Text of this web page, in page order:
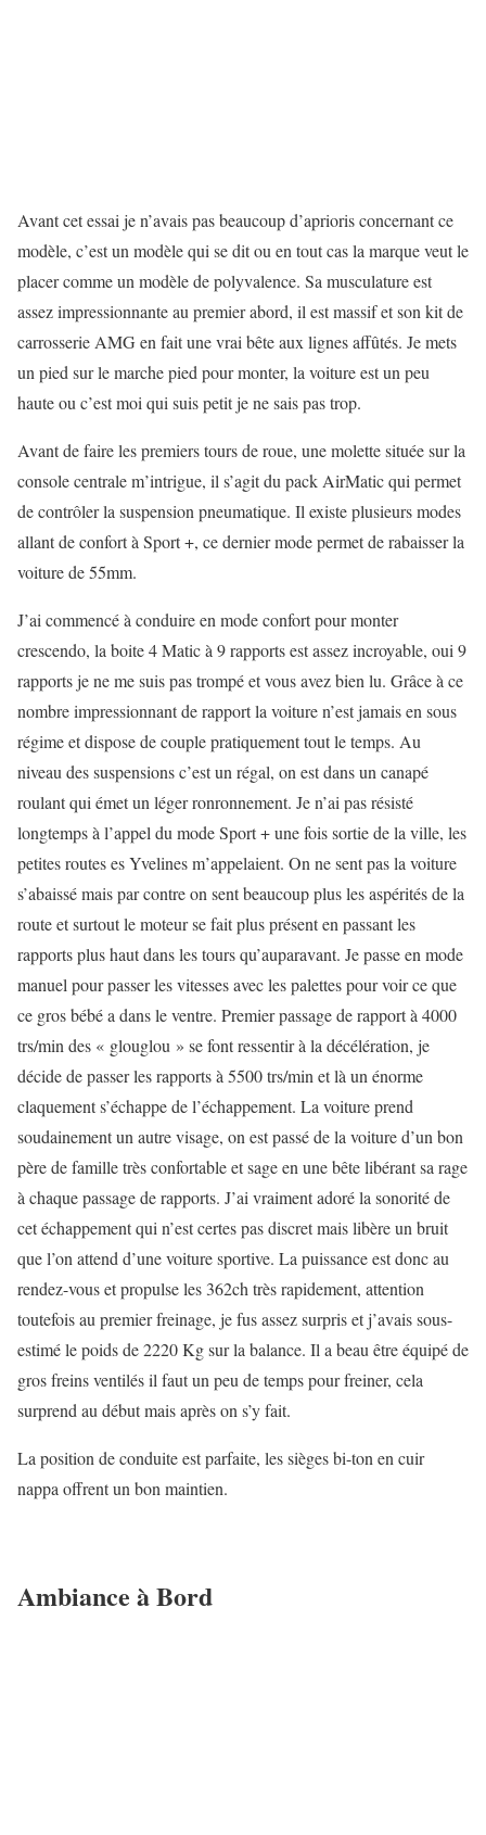
Avant cet essai je n’avais pas beaucoup d’aprioris concernant ce
modèle, c’est un modèle qui se dit ou en tout cas la marque veut le
placer comme un modèle de polyvalence. Sa musculature est
assez impressionnante au premier abord, il est massif et son kit de
carrosserie AMG en fait une vrai bête aux lignes affûtés. Je mets
un pied sur le marche pied pour monter, la voiture est un peu
haute ou c’est moi qui suis petit je ne sais pas trop.
Avant de faire les premiers tours de roue, une molette située sur la
console centrale m’intrigue, il s’agit du pack AirMatic qui permet
de contrôler la suspension pneumatique. Il existe plusieurs modes
allant de confort à Sport +, ce dernier mode permet de rabaisser la
voiture de 55mm.
J’ai commencé à conduire en mode confort pour monter
crescendo, la boite 4 Matic à 9 rapports est assez incroyable, oui 9
rapports je ne me suis pas trompé et vous avez bien lu. Grâce à ce
nombre impressionnant de rapport la voiture n’est jamais en sous
régime et dispose de couple pratiquement tout le temps. Au
niveau des suspensions c’est un régal, on est dans un canapé
roulant qui émet un léger ronronnement. Je n’ai pas résisté
longtemps à l’appel du mode Sport + une fois sortie de la ville, les
petites routes es Yvelines m’appelaient. On ne sent pas la voiture
s’abaissé mais par contre on sent beaucoup plus les aspérités de la
route et surtout le moteur se fait plus présent en passant les
rapports plus haut dans les tours qu’auparavant. Je passe en mode
manuel pour passer les vitesses avec les palettes pour voir ce que
ce gros bébé a dans le ventre. Premier passage de rapport à 4000
trs/min des « glouglou » se font ressentir à la décélération, je
décide de passer les rapports à 5500 trs/min et là un énorme
claquement s’échappe de l’échappement. La voiture prend
soudainement un autre visage, on est passé de la voiture d’un bon
père de famille très confortable et sage en une bête libérant sa rage
à chaque passage de rapports. J’ai vraiment adoré la sonorité de
cet échappement qui n’est certes pas discret mais libère un bruit
que l’on attend d’une voiture sportive. La puissance est donc au
rendez-vous et propulse les 362ch très rapidement, attention
toutefois au premier freinage, je fus assez surpris et j’avais sous-
estimé le poids de 2220 Kg sur la balance. Il a beau être équipé de
gros freins ventilés il faut un peu de temps pour freiner, cela
surprend au début mais après on s’y fait.
La position de conduite est parfaite, les sièges bi-ton en cuir
nappa offrent un bon maintien.
Ambiance à Bord